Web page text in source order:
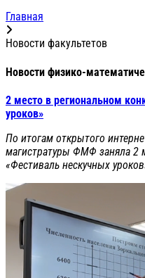
Главная
Новости факультетов
Новости физико-
2 место в региональном
уроков»
По итогам открытого
магистратуры ФМФ заняла 2
«Фестиваль нескучных